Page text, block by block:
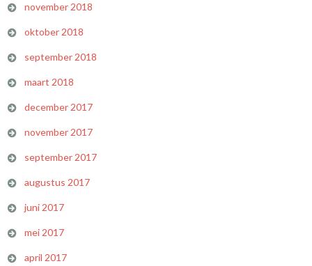
november 2018
oktober 2018
september 2018
maart 2018
december 2017
november 2017
september 2017
augustus 2017
juni 2017
mei 2017
april 2017